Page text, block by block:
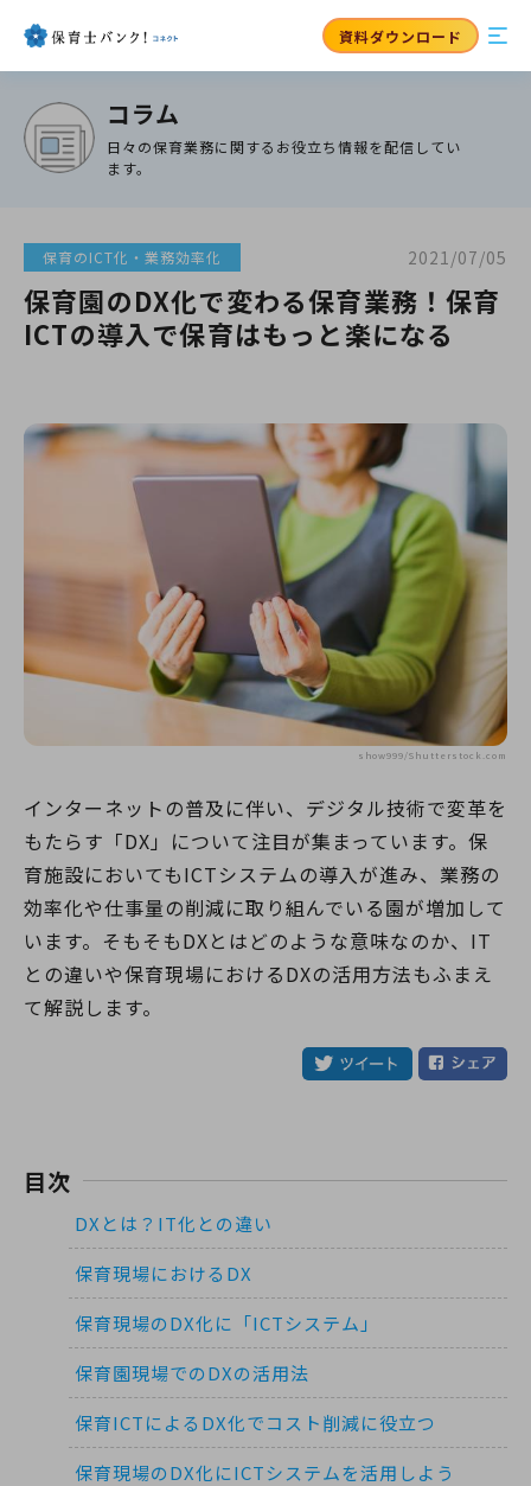
資料ダウンロード
コラム
日々の保育業務に関するお役立ち情報を配信してい
ます。
保育のICT化・業務効率化 2021/07/05
保育園のDX化で変わる保育業務！保育
ICTの導入で保育はもっと楽になる
show999/Shutterstock.com
インターネットの普及に伴い、デジタル技術で変革を
もたらす「DX」について注目が集まっています。保
育施設においてもICTシステムの導入が進み、業務の
効率化や仕事量の削減に取り組んでいる園が増加して
います。そもそもDXとはどのような意味なのか、IT
との違いや保育現場におけるDXの活用方法もふまえ
て解説します。
目次
DXとは？IT化との違い
保育現場におけるDX
保育現場のDX化に「ICTシステム」
保育園現場でのDXの活用法
保育ICTによるDX化でコスト削減に役立つ
保育現場のDX化にICTシステムを活用しよう